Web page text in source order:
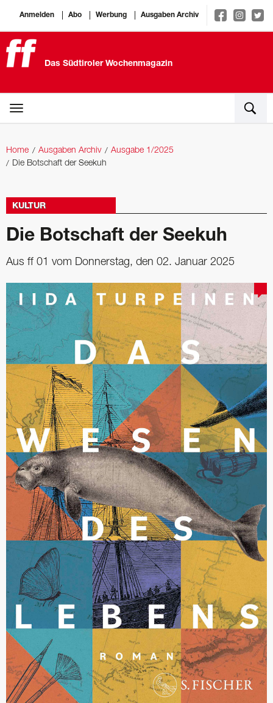
Anmelden Abo Werbung Ausgaben Archiv
Das Südtiroler Wochenmagazin
Home Ausgaben Archiv
Ausgabe 1/2025
Die Botschaft der Seekuh
KULTUR
Die Botschaft der Seekuh
Aus ff 01 vom Donnerstag, den 02. Januar 2025